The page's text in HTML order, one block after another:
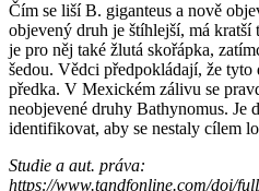
Čím se liší B. giganteus a nově
objevený druh je štíhlejší, má
je pro něj také žlutá skořápka,
šedou. Vědci předpokládají, že
předka. V Mexickém zálivu se
neobjevené druhy Bathynomus. Je
identifikovat, aby se nestaly cílem
Studie a aut. práva:
https://www.tandfonline.com/doi/